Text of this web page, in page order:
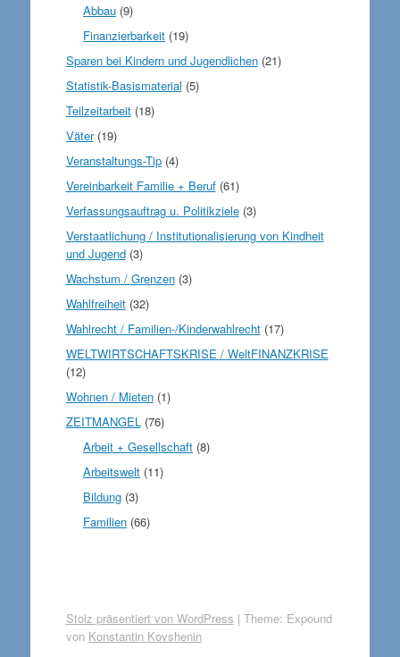
Abbau (9)
Finanzierbarkeit (19)
Sparen bei Kindern und Jugendlichen(21)
Statistik-Basismaterial (5)
Teilzeitarbeit(18)
Väter(19)
Veranstaltungs-Tip(4)
Vereinbarkeit Familie + Beruf(61)
Verfassungsauftrag u. Politikziele(3)
Verstaatlichung / Institutionalisierung von Kindheit
und Jugend(3)
Wachstum / Grenzen(3)
Wahlfreiheit(32)
Wahlrecht / Familien-/Kinderwahlrecht(17)
WELTWIRTSCHAFTSKRISE / WeltFINANZKRISE
(12)
Wohnen / Mieten(1)
ZEITMANGEL (76)
Arbeit + Gesellschaft (8)
Arbeitswelt (11)
Bildung (3)
Familien (66)
Stolz präsentiert von WordPress | Theme: Expound
von Konstantin Kovshenin